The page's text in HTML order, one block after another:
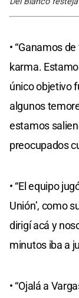
• “Ganamos
karma.
único objetivo
algunos
estamos
preocupados
• “El equipo
Unión’, como
dirigí acá y
minutos iba a
• “Ojalá a